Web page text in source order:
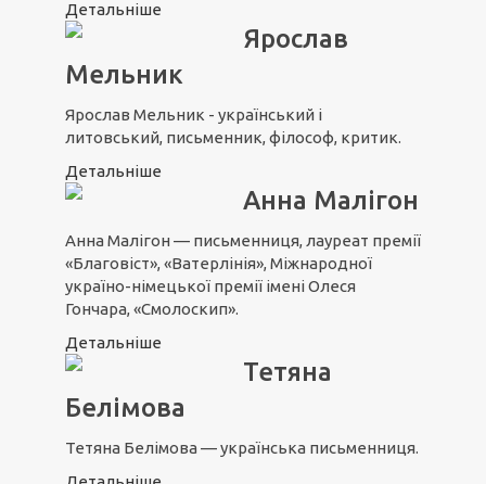
Детальніше
Ярослав
Мельник
Ярослав Мельник - український і
литовський, письменник, філософ, критик.
Детальніше
Анна Малігон
Анна Малігон — письменниця, лауреат премії
«Благовіст», «Ватерлінія», Міжнародної
україно-німецької премії імені Олеся
Гончара, «Смолоскип».
Детальніше
Тетяна
Белімова
Тетяна Белімова — українська письменниця.